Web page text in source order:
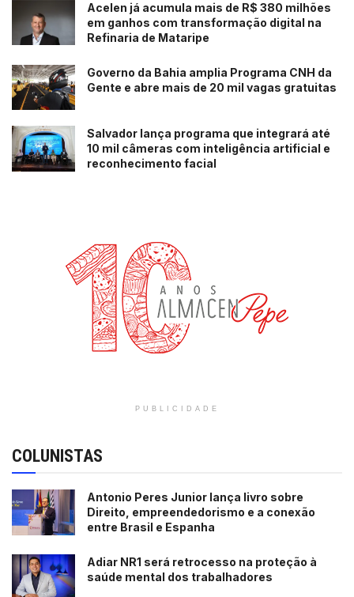
Acelen já acumula mais de R$ 380 milhões
em ganhos com transformação digital na
Refinaria de Mataripe
Governo da Bahia amplia Programa CNH da
Gente e abre mais de 20 mil vagas gratuitas
Salvador lança programa que integrará até
10 mil câmeras com inteligência artificial e
reconhecimento facial
PUBLICIDADE
COLUNISTAS
Antonio Peres Junior lança livro sobre
Direito, empreendedorismo e a conexão
entre Brasil e Espanha
Adiar NR1 será retrocesso na proteção à
saúde mental dos trabalhadores